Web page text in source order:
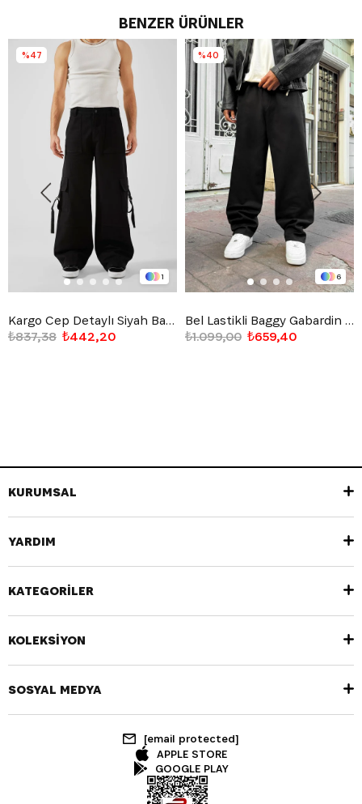
BENZER ÜRÜNLER
1
Kargo Cep Detaylı Siyah Baggy Jean
₺442,20
₺837,38
%47
6
Bel Lastikli Baggy Gabardin Pantolon Siyah
₺659,40
₺1.099,00
%40
KURUMSAL
YARDIM
KATEGORİLER
KOLEKSİYON
SOSYAL MEDYA
[email protected]
APPLE STORE
GOOGLE PLAY